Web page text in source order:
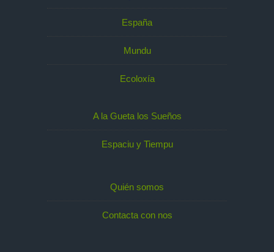
España
Mundu
Ecoloxía
A la Gueta los Sueños
Espaciu y Tiempu
Quién somos
Contacta con nos